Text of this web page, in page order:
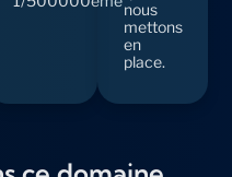
nous
mettons
en
place.